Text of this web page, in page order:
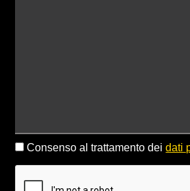
Consenso al trattamento deidati